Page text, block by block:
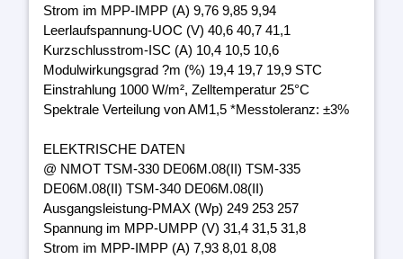
Strom im MPP-IMPP (A) 9,76 9,85 9,94
Leerlaufspannung-UOC (V) 40,6 40,7 41,1
Kurzschlusstrom-ISC (A) 10,4 10,5 10,6
Modulwirkungsgrad ?m (%) 19,4 19,7 19,9 STC
Einstrahlung 1000 W/m², Zelltemperatur 25°C
Spektrale Verteilung von AM1,5 *Messtoleranz: ±3%
ELEKTRISCHE DATEN
@ NMOT TSM-330 DE06M.08(II) TSM-335
DE06M.08(II) TSM-340 DE06M.08(II)
Ausgangsleistung-PMAX (Wp) 249 253 257
Spannung im MPP-UMPP (V) 31,4 31,5 31,8
Strom im MPP-IMPP (A) 7,93 8,01 8,08